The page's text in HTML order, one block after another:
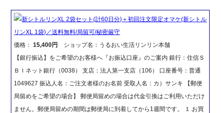
新シトルリンXL 2袋セット(計60日分)＋初回注文限定オマケ(新シトル
リンXL 1袋)／送料無料/局留可/秘密厳守
価格：15,400円
ショップ名：うるおい生活リンリン本舗
【銀行振込】をご希望のお客様へ『お振込口座』のご案内 銀行：住信Ｓ
ＢＩネット銀行（0038） 支店：法人第一支店（106） 口座番号：普通
1049627 振込人名：ご注文者様のお名前 受取人名：カ）サンキ 【郵便
局留めをご希望の場合】 郵便局留めの場合は代金引換はご利用いただけ
ません。郵便局留めの期間は郵便局に到着してから1週間です。 １.お買